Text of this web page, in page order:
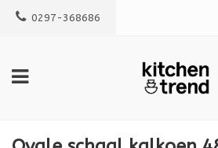
0297-368686